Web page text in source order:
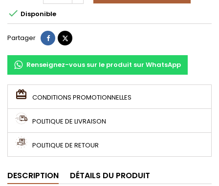
 Disponible
Partager PartagerTweet
Renseignez-vous sur le produit sur WhatsApp
CONDITIONS PROMOTIONNELLES
POLITIQUE DE LIVRAISON
POLITIQUE DE RETOUR
DESCRIPTION DÉTAILS DU PRODUIT